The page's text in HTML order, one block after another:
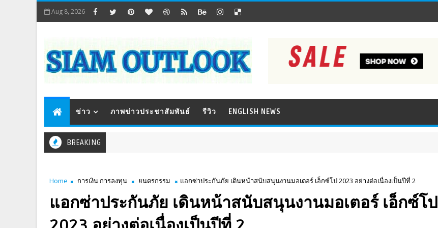
Aug 8, 2026
ข่าว ภาพข่าวประชาสัมพันธ์ รีวิว ENGLISH NEWS
BREAKING
Home การเงิน การลงทุน ยนตรกรรม แอกซ่าประกันภัย เดินหน้าสนับสนุนงานมอเตอร์ เอ็กซ์โป 2023 อย่างต่อเนื่องเป็นปีที่ 2
แอกซ่าประกันภัย เดินหน้าสนับสนุนงานมอเตอร์ เอ็กซ์โป